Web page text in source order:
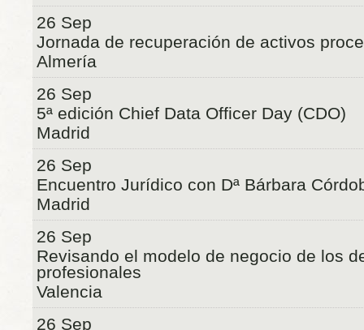
26 Sep
Jornada de recuperación de activos
Almería
26 Sep
5ª edición Chief Data Officer Day (CDO)
Madrid
26 Sep
Encuentro Jurídico con Dª Bárbara
Madrid
26 Sep
Revisando el modelo de negocio de los
profesionales
Valencia
26 Sep